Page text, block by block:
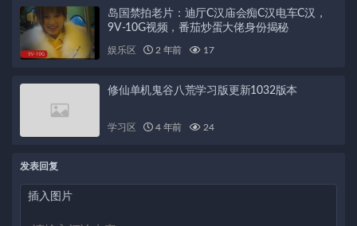
岛国禁拍老片：迪厅C汉庙会痴C汉电车C汉，
9V-10G视频，番茄炒蛋大佬身份揭秘
娱乐区 2 年前 17
修仙单机鬼谷八荒学习版更新1032版本
学习区 4 年前 24
发表回复
插入图片